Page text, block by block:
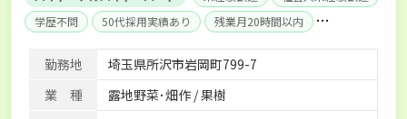
学歴不問
50代採用実績あり
残業月20時間以内
独立支援可能
産休･育休取得実績あり
勤務地
埼玉県所沢市岩岡町799-7
業 種
露地野菜･畑作 / 果樹